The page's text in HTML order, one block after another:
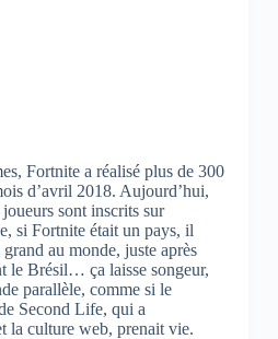
Fortnite a réalisé plus de 300
d’avril 2018. Aujourd’hui,
sont inscrits sur
si Fortnite était un pays, il
au monde, juste après
le Brésil… ça laisse songeur,
parallèle, comme si le
Second Life, qui a
la culture web, prenait vie.